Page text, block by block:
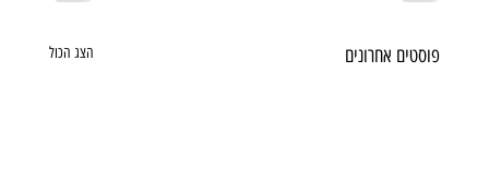
פוסטים אחרונים הצג הכול